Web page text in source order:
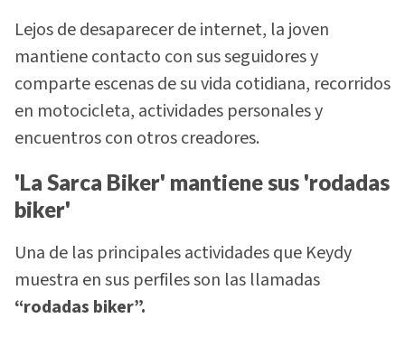
Lejos de desaparecer de internet, la joven
mantiene contacto con sus seguidores y
comparte escenas de su vida cotidiana, recorridos
en motocicleta, actividades personales y
encuentros con otros creadores.
'La Sarca Biker' mantiene sus 'rodadas
biker'
Una de las principales actividades que Keydy
muestra en sus perfiles son las llamadas
“rodadas biker”.